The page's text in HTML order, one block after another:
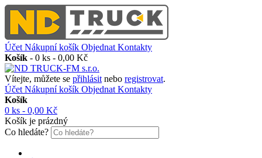
Účet Nákupní košík Objednat Kontakty
Košík - 0 ks - 0,00 Kč
Vítejte, můžete se přihlásit nebo registrovat.
Účet Nákupní košík Objednat Kontakty
Košík
0 ks - 0,00 Kč
Košík je prázdný
Co hledáte?